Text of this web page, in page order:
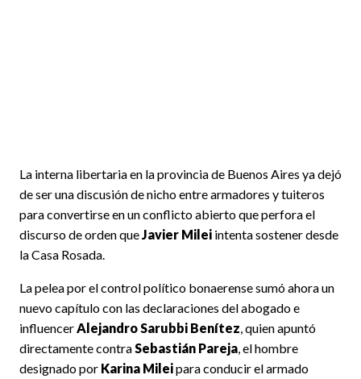
La interna libertaria en la provincia de Buenos Aires ya dejó
de ser una discusión de nicho entre armadores y tuiteros
para convertirse en un conflicto abierto que perfora el
discurso de orden que Javier Milei intenta sostener desde
la Casa Rosada.
La pelea por el control político bonaerense sumó ahora un
nuevo capítulo con las declaraciones del abogado e
influencer Alejandro Sarubbi Benítez , quien apuntó
directamente contra Sebastián Pareja , el hombre
designado por Karina Mileipara conducir el armado